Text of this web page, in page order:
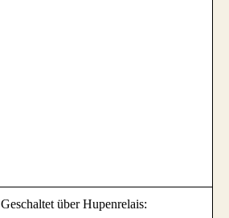
Geschaltet über Hupenrelais: